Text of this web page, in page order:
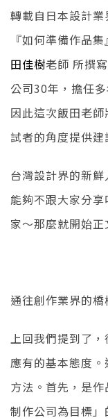
轉載自日本設計
『如何準備作品
田佳樹老師 所撰
公司30年，擔任
因此這次飯田老
試者的角度提供建
台灣設計界的新
能夠不跟大家分
家～那麼就開始
通往創作業界的
上回我們提到了
應有的基本態度
方法。首先，是
制作公司為目標」